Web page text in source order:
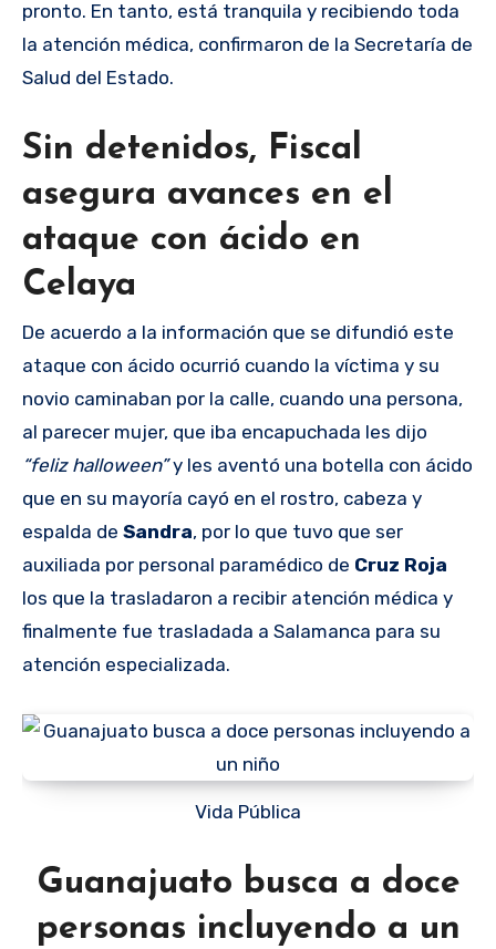
pronto. En tanto, está tranquila y recibiendo toda
la atención médica, confirmaron de la Secretaría de
Salud del Estado.
Sin detenidos, Fiscal
asegura avances en el
ataque con ácido en
Celaya
De acuerdo a la información que se difundió este
ataque con ácido ocurrió cuando la víctima y su
novio caminaban por la calle, cuando una persona,
al parecer mujer, que iba encapuchada les dijo
“feliz halloween”y les aventó una botella con ácido
que en su mayoría cayó en el rostro, cabeza y
espalda de Sandra, por lo que tuvo que ser
auxiliada por personal paramédico de Cruz Roja
los que la trasladaron a recibir atención médica y
finalmente fue trasladada a Salamanca para su
atención especializada.
Vida Pública
Guanajuato busca a doce
personas incluyendo a un